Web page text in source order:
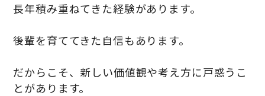
長年積み重ねてきた経験があります。
後輩を育ててきた自信もあります。
だからこそ、新しい価値観や考え方に戸惑うこ
とがあります。